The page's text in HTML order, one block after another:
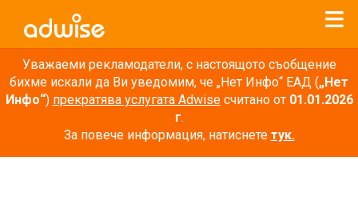
Уважаеми рекламодатели, с настоящото съобщение
бихме искали да Ви уведомим, че „Нет Инфо“ ЕАД („Нет
Инфо“) прекратява услугата Adwiseсчитано от 01.01.2026
г.
За повече информация, натиснете тук.